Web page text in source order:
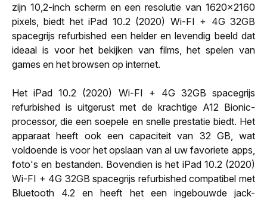
zijn 10,2-inch scherm en een resolutie van 1620x2160
pixels, biedt het iPad 10.2 (2020) Wi-FI + 4G 32GB
spacegrijs refurbished een helder en levendig beeld dat
ideaal is voor het bekijken van films, het spelen van
games en het browsen op internet.
Het iPad 10.2 (2020) Wi-FI + 4G 32GB spacegrijs
refurbished is uitgerust met de krachtige A12 Bionic-
processor, die een soepele en snelle prestatie biedt. Het
apparaat heeft ook een capaciteit van 32 GB, wat
voldoende is voor het opslaan van al uw favoriete apps,
foto's en bestanden. Bovendien is het iPad 10.2 (2020)
Wi-FI + 4G 32GB spacegrijs refurbished compatibel met
Bluetooth 4.2 en heeft het een ingebouwde jack-